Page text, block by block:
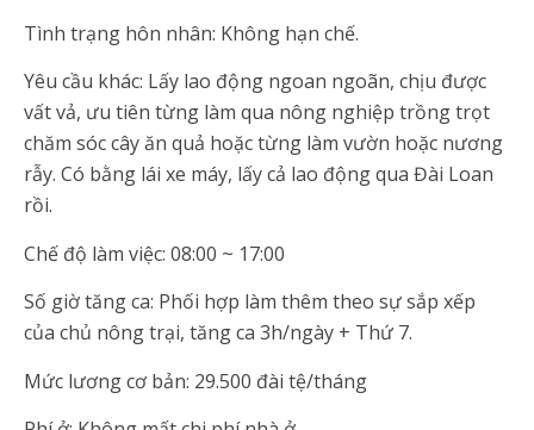
Tình trạng hôn nhân: Không hạn chế.
Yêu cầu khác: Lấy lao động ngoan ngoãn, chịu được
vất vả, ưu tiên từng làm qua nông nghiệp trồng trọt
chăm sóc cây ăn quả hoặc từng làm vườn hoặc nương
rẫy. Có bằng lái xe máy, lấy cả lao động qua Đài Loan
rồi.
Chế độ làm việc: 08:00 ~ 17:00
Số giờ tăng ca: Phối hợp làm thêm theo sự sắp xếp
của chủ nông trại, tăng ca 3h/ngày + Thứ 7.
Mức lương cơ bản: 29.500 đài tệ/tháng